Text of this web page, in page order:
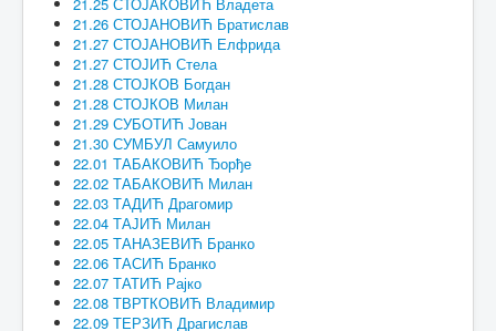
21.26 СТОЈАНОВИЋ Братислав
21.27 СТОЈАНОВИЋ Елфрида
21.27 СТОЈИЋ Стела
21.28 СТОЈКОВ Богдан
21.28 СТОЈКОВ Милан
21.29 СУБОТИЋ Јован
21.30 СУМБУЛ Самуило
22.01 ТАБАКОВИЋ Ђорђе
22.02 ТАБАКОВИЋ Милан
22.03 ТАДИЋ Драгомир
22.04 ТАЈИЋ Милан
22.05 ТАНАЗЕВИЋ Бранко
22.06 ТАСИЋ Бранко
22.07 ТАТИЋ Рајко
22.08 ТВРТКОВИЋ Владимир
22.09 ТЕРЗИЋ Драгислав